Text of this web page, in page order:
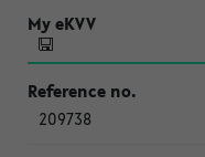
209738